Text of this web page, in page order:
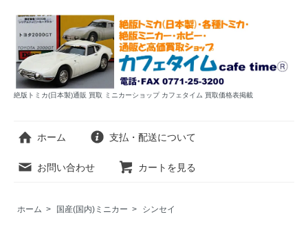
絶版トミカ(日本製)通販 買取 ミニカーショップ カフェタイム 買取価格表掲載
ホーム 支払・配送について
お問い合わせ カートを見る
ホーム > 国産(国内)ミニカー > シンセイ